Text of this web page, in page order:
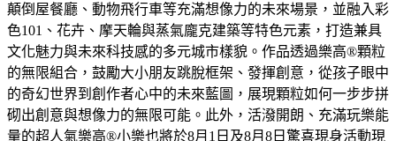
顛倒屋餐廳、動物飛行車等充滿想像力的未來場景，並融入彩
色101、花卉、摩天輪與蒸氣龐克建築等特色元素，打造兼具
文化魅力與未來科技感的多元城市樣貌。作品透過樂高®顆粒
的無限組合，鼓勵大小朋友跳脫框架、發揮創意，從孩子眼中
的奇幻世界到創作者心中的未來藍圖，展現顆粒如何一步步拼
砌出創意與想像力的無限可能。此外，活潑開朗、充滿玩樂能
量的超人氣樂高®小樂也將於8月1日及8月8日驚喜現身活動現